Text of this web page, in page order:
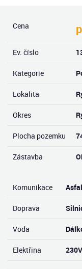
Cena
Ev. číslo
Kategorie
Lokalita
Okres
Plocha pozemku
Zástavba
Komunikace
Doprava
Voda
Elektřina 230V